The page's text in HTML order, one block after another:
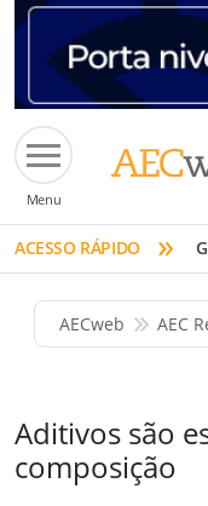
Menu
ACESSO RÁPIDO »
AECweb AEC
Aditivos são
composição